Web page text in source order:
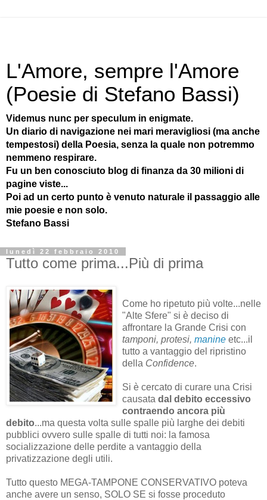
L'Amore, sempre l'Amore
(Poesie di Stefano Bassi)
Videmus nunc per speculum in enigmate.
Un diario di navigazione nei mari meravigliosi (ma anche
tempestosi) della Poesia, senza la quale non potremmo
nemmeno respirare.
Fu un ben conosciuto blog di finanza da 30 milioni di
pagine viste...
Poi ad un certo punto è venuto naturale il passaggio alle
mie poesie e non solo.
Stefano Bassi
lunedì 22 febbraio 2010
Tutto come prima...Più di prima
Come ho ripetuto più volte...nelle
"Alte Sfere" si è deciso di
affrontare la Grande Crisi con
tamponi, protesi, manine etc...il
tutto a vantaggio del ripristino
della Confidence.
Si è cercato di curare una Crisi
causata dal debito eccessivo
contraendo ancora più
debito...ma questa volta sulle spalle più larghe dei debiti
pubblici ovvero sulle spalle di tutti noi: la famosa
socializzazione delle perdite a vantaggio della
privatizzazione degli utili.
Tutto questo MEGA-TAMPONE CONSERVATIVO poteva
anche avere un senso, SOLO SE si fosse proceduto